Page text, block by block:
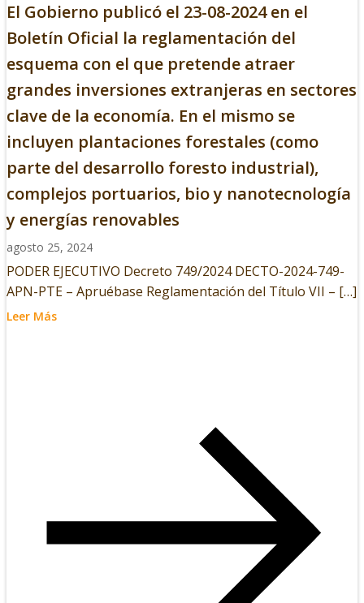
El Gobierno publicó el 23-08-2024 en el
Boletín Oficial la reglamentación del
esquema con el que pretende atraer
grandes inversiones extranjeras en sectores
clave de la economía. En el mismo se
incluyen plantaciones forestales (como
parte del desarrollo foresto industrial),
complejos portuarios, bio y nanotecnología
y energías renovables
agosto 25, 2024
PODER EJECUTIVO Decreto 749/2024 DECTO-2024-749-
APN-PTE – Apruébase Reglamentación del Título VII – […]
Leer Más